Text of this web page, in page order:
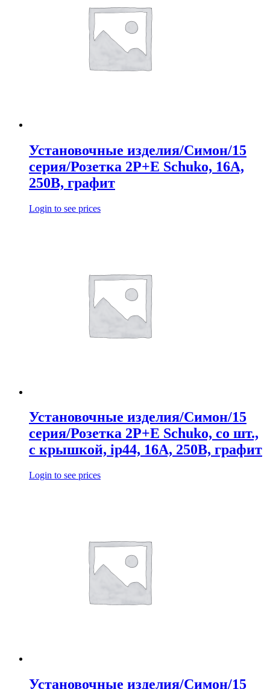
Установочные изделия/Симон/15
серия/Розетка 2Р+Е Schuko, 16А,
250В, графит
Login to see prices
Установочные изделия/Симон/15
серия/Розетка 2Р+Е Schuko, со шт.,
с крышкой, ip44, 16А, 250В, графит
Login to see prices
Установочные изделия/Симон/15